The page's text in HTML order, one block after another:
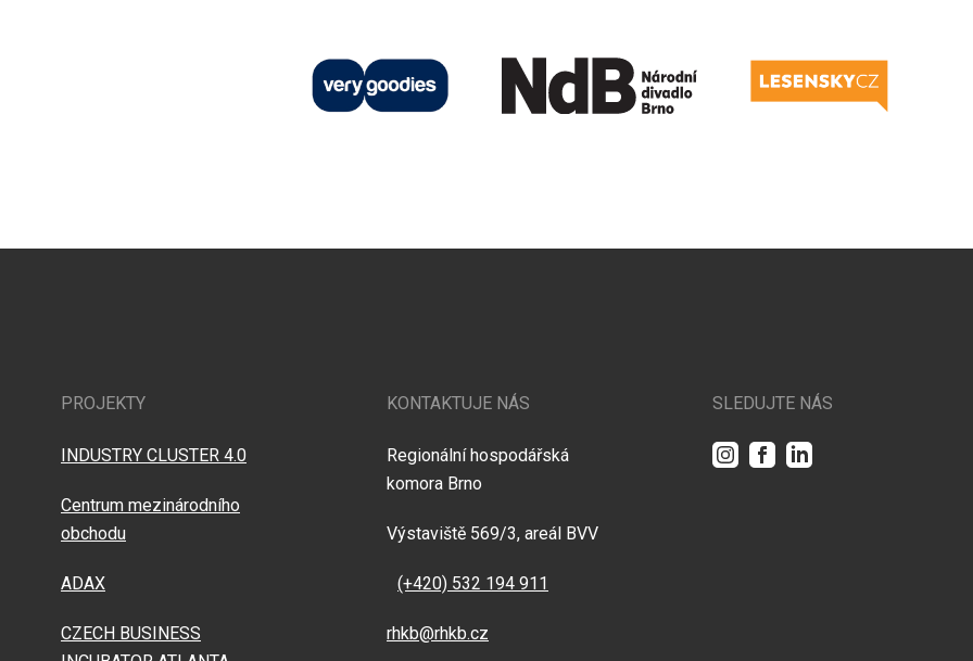
PROJEKTY
INDUSTRY CLUSTER 4.0
Centrum mezinárodního
obchodu
ADAX
CZECH BUSINESS
KONTAKTUJE NÁS
Regionální hospodářská
komora Brno
Výstaviště 569/3, areál BVV
(+420) 532 194 911
rhkb@rhkb.cz
SLEDUJTE NÁS
InstagramFacebookLinkedIn